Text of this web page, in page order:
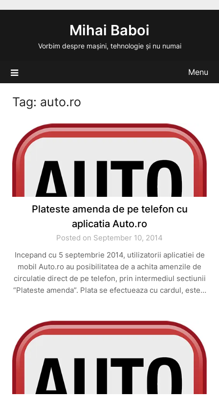
Mihai Baboi
Vorbim despre mașini, tehnologie și nu numai
Menu
Tag: auto.ro
Plateste amenda de pe telefon cu
aplicatia Auto.ro
Posted on September 10, 2014
Incepand cu 5 septembrie 2014, utilizatorii aplicatiei de
mobil Auto.ro au posibilitatea de a achita amenzile de
circulatie direct de pe telefon, prin intermediul sectiunii
“Plateste amenda”. Plata se efectueaza cu cardul, este…